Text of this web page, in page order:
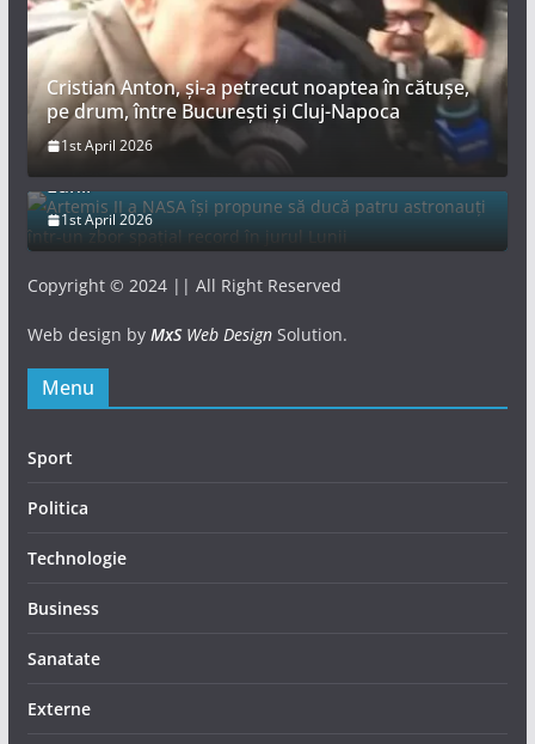
Cristian Anton, și-a petrecut noaptea în cătușe,
pe drum, între București și Cluj-Napoca
1st April 2026
Artemis II a NASA își propune să ducă patru
astronauți într-un zbor spațial record în jurul
Lunii
1st April 2026
Copyright © 2024 || All Right Reserved
Web design by MxSWeb DesignSolution.
Menu
Sport
Politica
Technologie
Business
Sanatate
Externe